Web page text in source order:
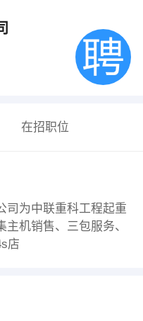
在招职位
司为中联重科工程起重
机销售、三包服务、
店